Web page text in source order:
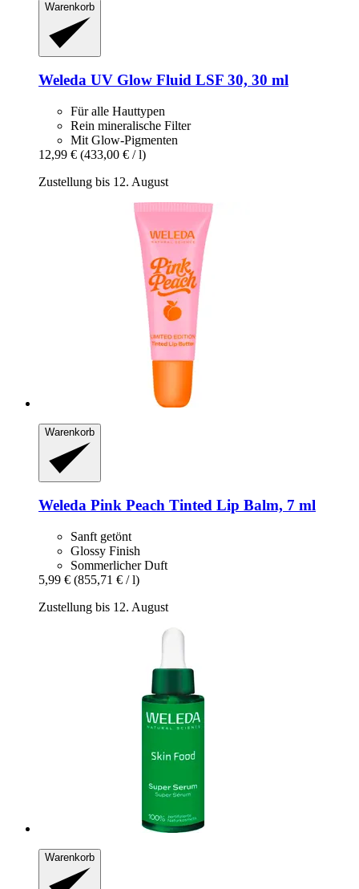
Warenkorb
Weleda UV Glow Fluid LSF 30, 30 ml
Für alle Hauttypen
Rein mineralische Filter
Mit Glow-Pigmenten
12,99 € (433,00 € / l)
Zustellung bis 12. August
Warenkorb
Weleda Pink Peach Tinted Lip Balm, 7 ml
Sanft getönt
Glossy Finish
Sommerlicher Duft
5,99 € (855,71 € / l)
Zustellung bis 12. August
Warenkorb